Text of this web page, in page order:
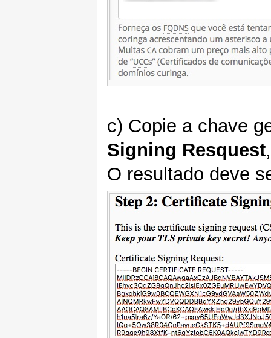
c) Copie a chave
Signing Resquest
O resultado deve